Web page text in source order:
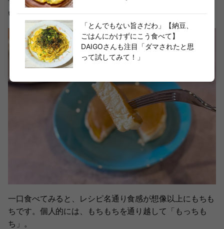
いはありませんが、味は一体どう違うのでしょう？
一口食べてみると、レシピ名通り食感が想像以上にもちも
ちです。個人的には、もちもちを通り越して「もっちも
ち」。
「とんでもない旨さだわ」【納豆、
ごはんにかけずにこう食べて】
DAIGOさんも注目「ダマされたと思
って試してみて！」